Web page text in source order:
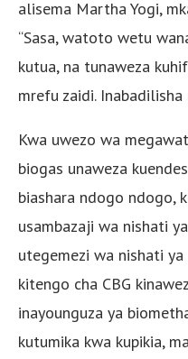
alisema Martha Yogi,
“Sasa, watoto wetu
kutua, na tunaweza
mrefu zaidi.
Kwa uwezo wa
biogas unaweza
biashara ndogo ndogo,
usambazaji wa nishati
utegemezi wa nishati
kitengo cha CBG
inayounguza ya
kutumika kwa kupikia,